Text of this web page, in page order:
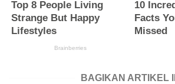
BAGIKAN ARTIKEL